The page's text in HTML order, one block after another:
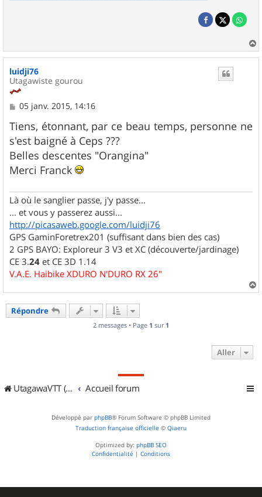
a
luidji76
Utagawiste gourou
M
s
s
a
g
e
05 janv. 2015, 14:16
Tiens, étonnant, par ce beau temps, personne ne
s'est baigné à Ceps ???
Belles descentes "Orangina"
Merci Franck
Là où le sanglier passe, j'y passe...
... et vous y passerez aussi...
http://picasaweb.google.com/luidji76
GPS GaminForetrex201 (suffisant dans bien des cas)
2 GPS BAYO: Exploreur 3 V3 et XC (découverte/jardinage)
CE 3.24 et CE 3D 1.14
V.A.E. Haibike XDURO N'DURO RX 26"
a
Répondre
2 messages • Page 1 sur 1
Aller
UtagawaVTT (Randos VTT et VTTAE avec traces GPS) Accueil forum
Développé par phpBB® Forum Software © phpBB Limited
Traduction française officielle © Qiaeru
Optimized by: phpBB SEO
Confidentialité | Conditions